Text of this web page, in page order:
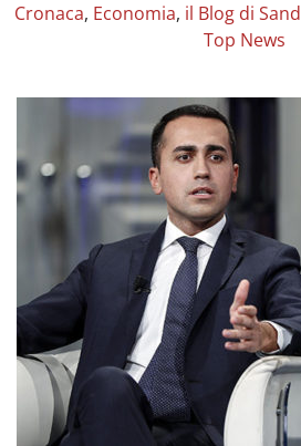
Cronaca, Economia, il Blog di
Top News